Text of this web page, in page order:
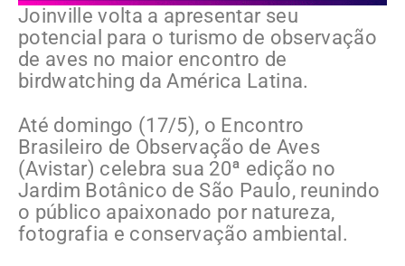
Joinville volta a apresentar seu
potencial para o turismo de observação
de aves no maior encontro de
birdwatching da América Latina.
Até domingo (17/5), o Encontro
Brasileiro de Observação de Aves
(Avistar) celebra sua 20ª edição no
Jardim Botânico de São Paulo, reunindo
o público apaixonado por natureza,
fotografia e conservação ambiental.